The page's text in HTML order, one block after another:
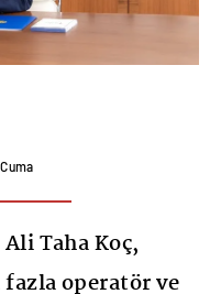
Taha Koç,
operatör ve